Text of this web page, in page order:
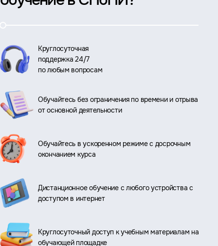
Круглосуточная
поддержка 24/7
по любым вопросам
Обучайтесь без ограничения по времени и отрыва
от основной деятельности
Обучайтесь в ускоренном режиме с досрочным
окончанием курса
Дистанционное обучение с любого устройства с
доступом в интернет
Круглосуточный доступ к учебным материалам на
обучающей площадке